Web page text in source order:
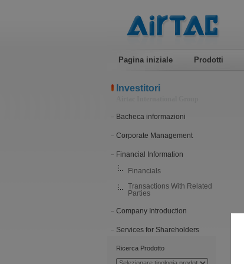
Pagina iniziale Prodotti
Investitori
Bacheca informazioni
Corporate Management
Financial Information
Financials
Transactions With Related
Parties
Company Introduction
Services for Shareholders
Ricerca Prodotto